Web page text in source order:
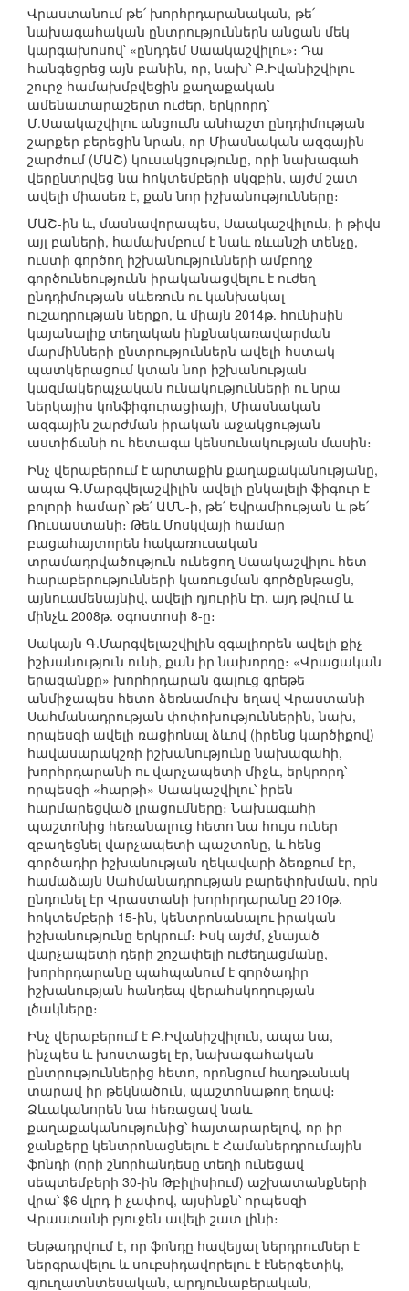
Վրաստանում թե՛ խորհրդարանական, թե՛
նախագահական ընտրություններն անցան մեկ
կարգախոսով՝ «ընդդեմ Սաակաշվիլու»։ Դա
հանգեցրեց այն բանին, որ, նախ՝ Բ.Իվանիշվիլու
շուրջ համախմբվեցին քաղաքական
ամենատարաշերտ ուժեր, երկրորդ՝
Մ.Սաակաշվիլու անցումն անհաշտ ընդդիմության
շարքեր բերեցին նրան, որ Միասնական ազգային
շարժում (ՄԱՇ) կուսակցությունը, որի նախագահ
վերընտրվեց նա հոկտեմբերի սկզբին, այժմ շատ
ավելի միասեռ է, քան նոր իշխանությունները։
ՄԱՇ-ին և, մասնավորապես, Սաակաշվիլուն, ի թիվս
այլ բաների, համախմբում է նաև ռևանշի տենչը,
ուստի գործող իշխանությունների ամբողջ
գործունեությունն իրականացվելու է ուժեղ
ընդդիմության սևեռուն ու կանխակալ
ուշադրության ներքո, և միայն 2014թ. հունիսին
կայանալիք տեղական ինքնակառավարման
մարմինների ընտրություններն ավելի հստակ
պատկերացում կտան նոր իշխանության
կազմակերպչական ունակությունների ու նրա
ներկայիս կոնֆիգուրացիայի, Միասնական
ազգային շարժման իրական աջակցության
աստիճանի ու հետագա կենսունակության մասին։
Ինչ վերաբերում է արտաքին քաղաքականությանը,
ապա Գ.Մարգվելաշվիլին ավելի ընկալելի ֆիգուր է
բոլորի համար՝ թե՛ ԱՄՆ-ի, թե՛ Եվրամիության և թե՛
Ռուսաստանի։ Թեև Մոսկվայի համար
բացահայտորեն հակառուսական
տրամադրվածություն ունեցող Սաակաշվիլու հետ
հարաբերությունների կառուցման գործընթացն,
այնուամենայնիվ, ավելի դյուրին էր, այդ թվում և
մինչև 2008թ. օգոստոսի 8-ը։
Սակայն Գ.Մարգվելաշվիլին զգալիորեն ավելի քիչ
իշխանություն ունի, քան իր նախորդը։ «Վրացական
երազանքը» խորհրդարան գալուց գրեթե
անմիջապես հետո ձեռնամուխ եղավ Վրաստանի
Սահմանադրության փոփոխություններին, նախ,
որպեսզի ավելի ռացիոնալ ձևով (իրենց կարծիքով)
հավասարակշռի իշխանությունը նախագահի,
խորհրդարանի ու վարչապետի միջև, երկրորդ՝
որպեսզի «հարթի» Սաակաշվիլու՝ իրեն
հարմարեցված լրացումները։ Նախագահի
պաշտոնից հեռանալուց հետո նա հույս ուներ
զբաղեցնել վարչապետի պաշտոնը, և հենց
գործադիր իշխանության ղեկավարի ձեռքում էր,
համաձայն Սահմանադրության բարեփոխման, որն
ընդունել էր Վրաստանի խորհրդարանը 2010թ.
հոկտեմբերի 15-ին, կենտրոնանալու իրական
իշխանությունը երկրում։ Իսկ այժմ, չնայած
վարչապետի դերի շոշափելի ուժեղացմանը,
խորհրդարանը պահպանում է գործադիր
իշխանության հանդեպ վերահսկողության
լծակները։
Ինչ վերաբերում է Բ.Իվանիշվիլուն, ապա նա,
ինչպես և խոստացել էր, նախագահական
ընտրություններից հետո, որոնցում հաղթանակ
տարավ իր թեկնածուն, պաշտոնաթող եղավ։
Ձևականորեն նա հեռացավ նաև
քաղաքականությունից՝ հայտարարելով, որ իր
ջանքերը կենտրոնացնելու է Համաներդրումային
ֆոնդի (որի շնորհանդեսը տեղի ունեցավ
սեպտեմբերի 30-ին Թբիլիսիում) աշխատանքների
վրա՝ $6 մլրդ-ի չափով, այսինքն՝ որպեսզի
Վրաստանի բյուջեն ավելի շատ լինի։
Ենթադրվում է, որ ֆոնդը հավելյալ ներդրումներ է
ներգրավելու և սուբսիդավորելու է էներգետիկ,
գյուղատնտեսական, արդյունաբերական,